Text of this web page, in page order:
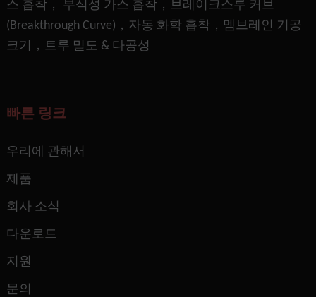
스 흡착， 부식성 가스 흡착，브레이크스루 커브
(Breakthrough Curve)，자동 화학 흡착，멤브레인 기공
크기，트루 밀도 & 다공성
빠른 링크
우리에 관해서
제품
회사 소식
다운로드
지원
문의